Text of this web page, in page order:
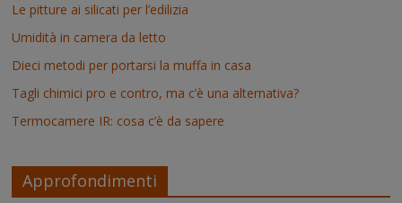
Le pitture ai silicati per l’edilizia
Umidità in camera da letto
Dieci metodi per portarsi la muffa in casa
Tagli chimici pro e contro, ma c’è una alternativa?
Termocamere IR: cosa c’è da sapere
Approfondimenti